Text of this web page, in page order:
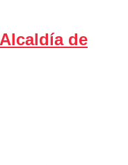
de